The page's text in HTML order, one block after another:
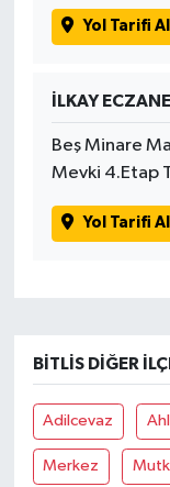
Yol Tarifi Al
İLKAY
Beş Minare
Mevki 4.Etap
Yol Tarifi Al
BITLIS DIĞER
Adilcevaz
Merkez